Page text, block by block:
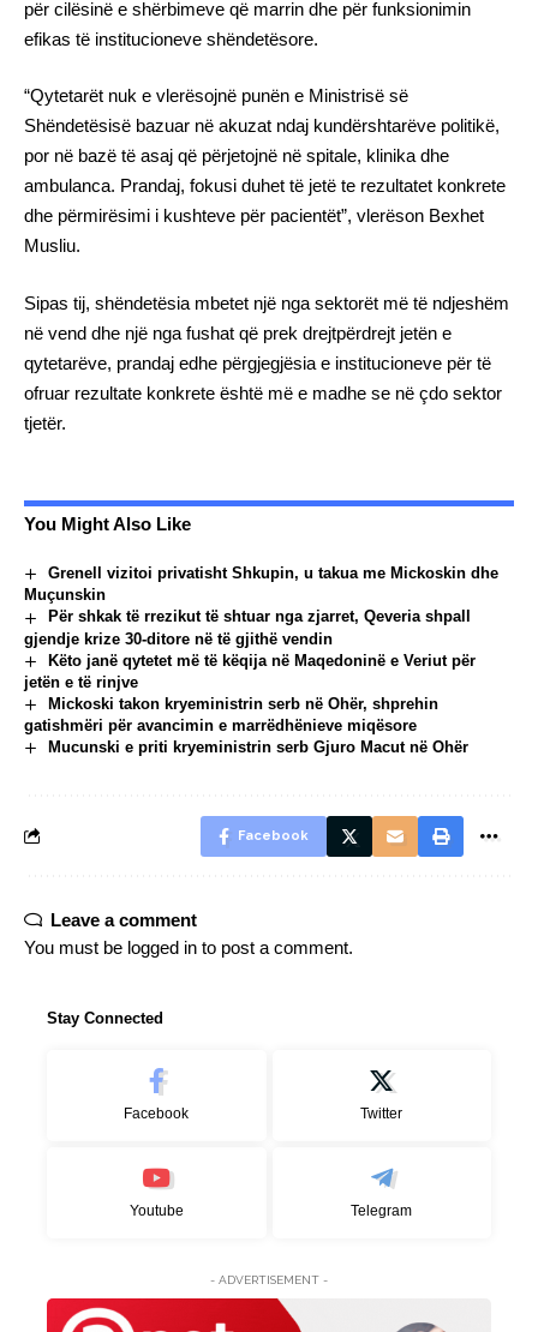
për cilësinë e shërbimeve që marrin dhe për funksionimin
efikas të institucioneve shëndetësore.
“Qytetarët nuk e vlerësojnë punën e Ministrisë së
Shëndetësisë bazuar në akuzat ndaj kundërshtarëve politikë,
por në bazë të asaj që përjetojnë në spitale, klinika dhe
ambulanca. Prandaj, fokusi duhet të jetë te rezultatet konkrete
dhe përmirësimi i kushteve për pacientët”, vlerëson Bexhet
Musliu.
Sipas tij, shëndetësia mbetet një nga sektorët më të ndjeshëm
në vend dhe një nga fushat që prek drejtpërdrejt jetën e
qytetarëve, prandaj edhe përgjegjësia e institucioneve për të
ofruar rezultate konkrete është më e madhe se në çdo sektor
tjetër.
You Might Also Like
Grenell vizitoi privatisht Shkupin, u takua me Mickoskin dhe
Muçunskin
Për shkak të rrezikut të shtuar nga zjarret, Qeveria shpall
gjendje krize 30-ditore në të gjithë vendin
Këto janë qytetet më të këqija në Maqedoninë e Veriut për
jetën e të rinjve
Mickoski takon kryeministrin serb në Ohër, shprehin
gatishmëri për avancimin e marrëdhënieve miqësore
Mucunski e priti kryeministrin serb Gjuro Macut në Ohër
Facebook
Leave a comment
You must be logged in to post a comment.
Stay Connected
Facebook Twitter
Youtube Telegram
- ADVERTISEMENT -